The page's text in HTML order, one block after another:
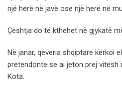
një herë në javë ose një herë në
Çështja do të kthehet në gjykatë
Në janar, qeveria shqiptare kërkoi
pretendonte se ai jeton prej vitesh
Kota.